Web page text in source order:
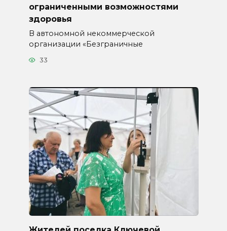
ограниченными возможностями
здоровья
В автономной некоммерческой
организации «Безграничные
33